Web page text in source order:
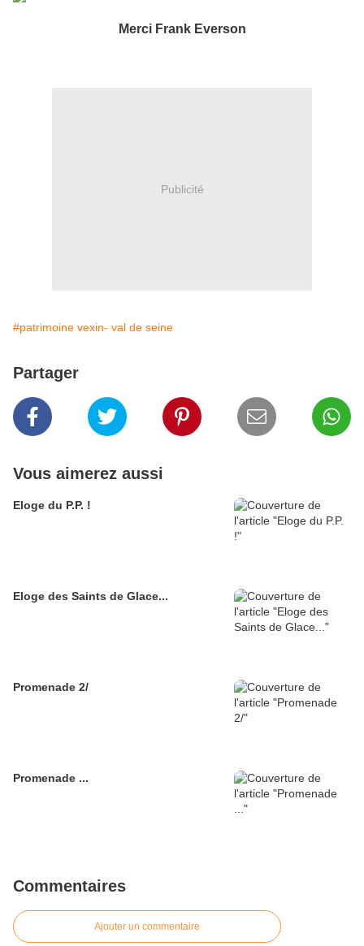
Merci Frank Everson
Publicité
#patrimoine vexin- val de seine
Partager
Vous aimerez aussi
Eloge du P.P. !
Eloge des Saints de Glace...
Promenade 2/
Promenade ...
Commentaires
Ajouter un commentaire